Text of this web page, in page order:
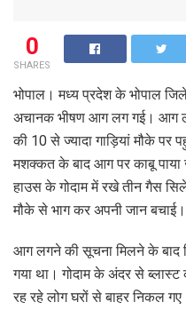
0
SHARES
भोपाल। मध्य प्रदेश के भोपाल
अचानक भीषण आग लग गई। आग
की 10 से ज्यादा गाड़ियां मौके
मशक्कत के बाद आग पर काबू पाया
हाउस के गोदाम में रखे तीन गैस
मौके से भाग कर अपनी जान बचाई।
आग लगने की सूचना मिलने के बाद
गया था। गोदाम के अंदर से
रह रहे लोग घरों से बाहर निकल